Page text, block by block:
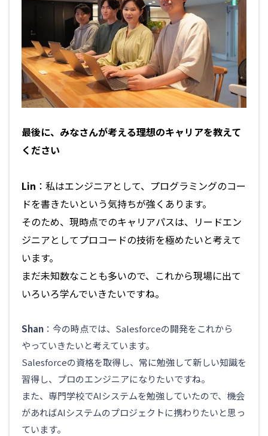
最後に、みなさんが考える理想のキャリアを教えて
ください
Lin ：私はエンジニアとして、プログラミングのコー
ドを書きたいという気持ちが強くあります。
そのため、現時点でのキャリアパスは、リードエン
ジニアとしてプロコードの技術を極めたいと考えて
います。
まだ未知数なことも多いので、これから現場に出て
いろいろ学んでいきたいですね。
Shan ：今の時点では、Salesforceの開発をこれから
やっていきたいと考えています。
Salesforceの資格を取得し、常に勉強して新しい知識を
習得し、プロのエンジニアになりたいですね。
また、専門学校でAIシステムを勉強していたので、機会
があればAIシステムのプロジェクトに携わりたいと思っ
ています。